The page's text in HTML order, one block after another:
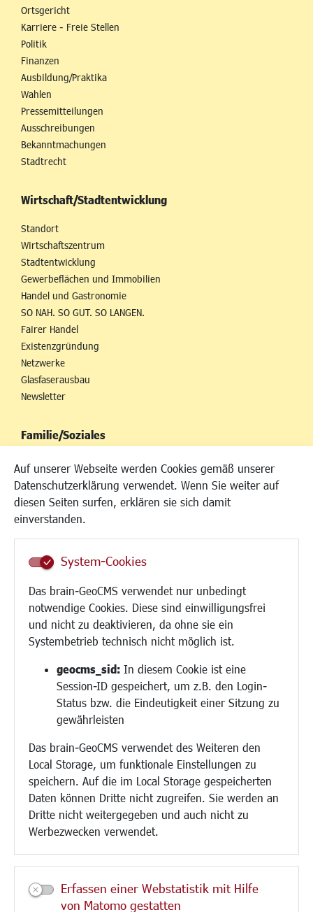
Auf unserer Webseite werden Cookies gemäß unserer
Datenschutzerklärung verwendet. Wenn Sie weiter auf
diesen Seiten surfen, erklären sie sich damit
einverstanden.
System-Cookies
Das brain-GeoCMS verwendet nur unbedingt
notwendige Cookies. Diese sind einwilligungsfrei
und nicht zu deaktivieren, da ohne sie ein
Systembetrieb technisch nicht möglich ist.
geocms_sid: In diesem Cookie ist eine
Session-ID gespeichert, um z.B. den Login-
Status bzw. die Eindeutigkeit einer Sitzung zu
gewährleisten
Das brain-GeoCMS verwendet des Weiteren den
Local Storage, um funktionale Einstellungen zu
speichern. Auf die im Local Storage gespeicherten
Daten können Dritte nicht zugreifen. Sie werden an
Dritte nicht weitergegeben und auch nicht zu
Werbezwecken verwendet.
Erfassen einer Webstatistik mit Hilfe
von Matomo gestatten
Ortsgericht
Karriere - Freie Stellen
Politik
Finanzen
Ausbildung/Praktika
Wahlen
Pressemitteilungen
Ausschreibungen
Bekanntmachungen
Stadtrecht
Wirtschaft/Stadtentwicklung
Standort
Wirtschaftszentrum
Stadtentwicklung
Gewerbeflächen und Immobilien
Handel und Gastronomie
SO NAH. SO GUT. SO LANGEN.
Fairer Handel
Existenzgründung
Netzwerke
Glasfaserausbau
Newsletter
Familie/Soziales
Kinderbetreuung
Kinder und Jugend
Institutionen für Familien
Frauen
Schule
Demokratie leben
Ukrainehilfe
Hilfe für Geflüchtete
Religion
Bauen/Umwelt/Mobilität
Bebauungsplanung
Verkehr/Mobilität
Glasfaserausbau
Aktuelle Baustellen
Paddelteich
CINDY S
Kultur/Freizeit/Tourismus
Veranstaltungen
Neue Stadthalle Langen